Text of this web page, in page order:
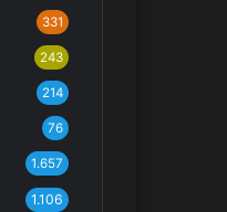
331
243
214
76
1.657
1.106